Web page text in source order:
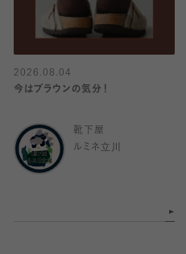
2026.08.04
今はブラウンの気分！
靴下屋
ルミネ立川